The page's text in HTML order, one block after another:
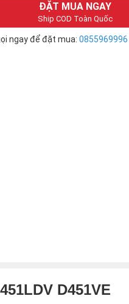
ĐẶT MUA NGAY
Ship COD Toàn Quốc
ngay để đặt mua: 0855969996
D451VE